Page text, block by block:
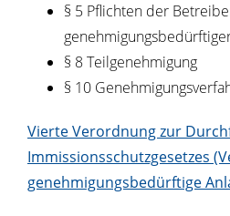
§ 5 Pflichten der
§ 8 Teilgenehmigung
§ 10
Vierte Verordnung zur
Immissionsschutzgesetzes
genehmigungsbedürftige